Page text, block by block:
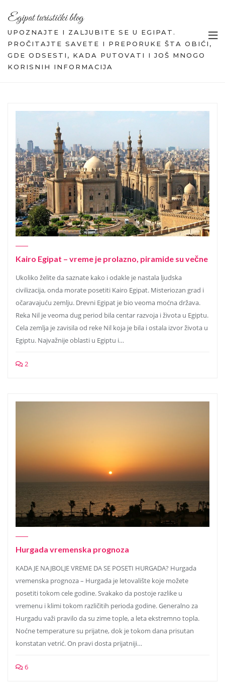
Egipat turistički blog
UPOZNAJTE I ZALJUBITE SE U EGIPAT.
PROČITAJTE SAVETE I PREPORUKE ŠTA OBIĆI,
GDE ODSESTI, KADA PUTOVATI I JOŠ MNOGO
KORISNIH INFORMACIJA
Kairo Egipat – vreme je prolazno, piramide su večne
Ukoliko želite da saznate kako i odakle je nastala ljudska
civilizacija, onda morate posetiti Kairo Egipat. Misteriozan grad i
očaravajuću zemlju. Drevni Egipat je bio veoma moćna država.
Reka Nil je veoma dug period bila centar razvoja i života u Egiptu.
Cela zemlja je zavisila od reke Nil koja je bila i ostala izvor života u
Egiptu. Najvažnije oblasti u Egiptu i…
2
Hurgada vremenska prognoza
KADA JE NAJBOLJE VREME DA SE POSETI HURGADA? Hurgada
vremenska prognoza – Hurgada je letovalište koje možete
posetiti tokom cele godine. Svakako da postoje razlike u
vremenu i klimi tokom različitih perioda godine. Generalno za
Hurgadu važi pravilo da su zime tople, a leta ekstremno topla.
Noćne temperature su prijatne, dok je tokom dana prisutan
konstatan vetrić. On pravi dosta prijatniji…
6